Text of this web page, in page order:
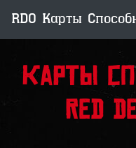
RDO Карты
Карты
Red